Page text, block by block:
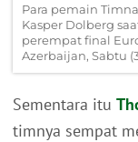
Para pemain
Kasper Dolberg
perempat final
Azerbaijan, Sabtu
Sementara itu
timnya sempat